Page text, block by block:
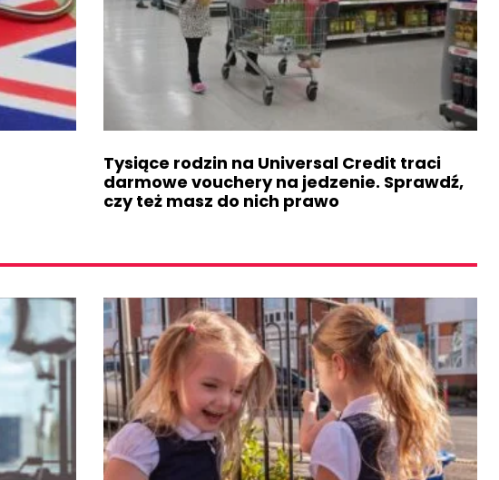
Tysiące rodzin na Universal Credit traci
darmowe vouchery na jedzenie. Sprawdź,
czy też masz do nich prawo